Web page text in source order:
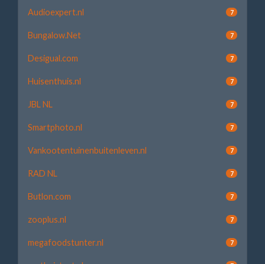
Audioexpert.nl 7
Bungalow.Net 7
Desigual.com 7
Huisenthuis.nl 7
JBL NL 7
Smartphoto.nl 7
Vankootentuinenbuitenleven.nl 7
RAD NL 7
Butlon.com 7
zooplus.nl 7
megafoodstunter.nl 7